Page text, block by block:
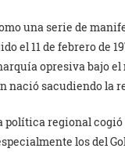
una serie de
el 11 de febrero de
opresiva bajo el
nació sacudiendo la
regional cogió
los del